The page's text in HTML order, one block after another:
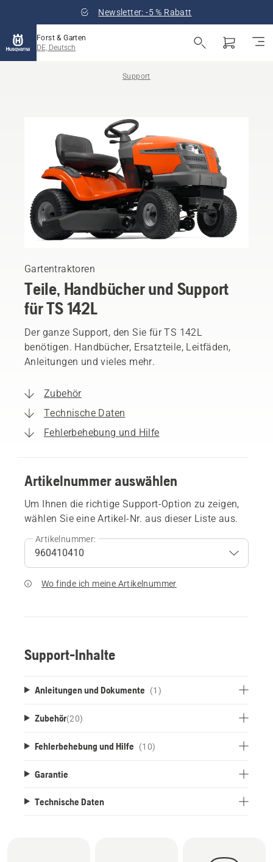
Newsletter: -5 % Rabatt
Forst & Garten
DE, Deutsch
Support
Gartentraktoren
Teile, Handbücher und Support
für TS 142L
Der ganze Support, den Sie für TS 142L
benötigen. Handbücher, Ersatzteile, Leitfäden,
Anleitungen und vieles mehr.
Zubehör
Technische Daten
Fehlerbehebung und Hilfe
Artikelnummer auswählen
Um Ihnen die richtige Support-Option zu zeigen,
wählen Sie eine Artikel-Nr. aus dieser Liste aus.
Artikelnummer:
Wo finde ich meine Artikelnummer
Support-Inhalte
Anleitungen und Dokumente (1)
Zubehör(20)
Fehlerbehebung und Hilfe (10)
Garantie
Technische Daten